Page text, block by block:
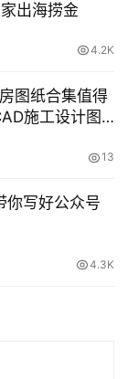
出海捞金
4.2K
图纸合集值得
施工设计图
13
你写好公众号
4.3K